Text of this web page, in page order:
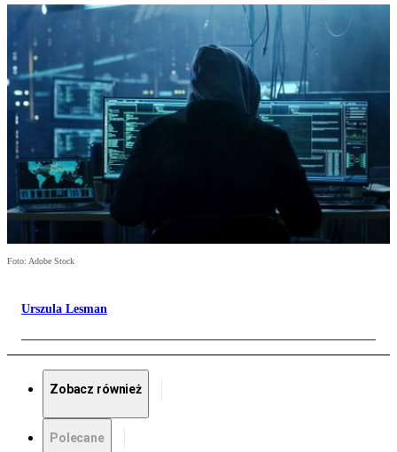
Foto: Adobe Stock
Urszula Lesman
Zobacz również
Polecane